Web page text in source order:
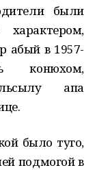
были
абый в 1957-
конюхом,
апа
было туго,
подмогой в